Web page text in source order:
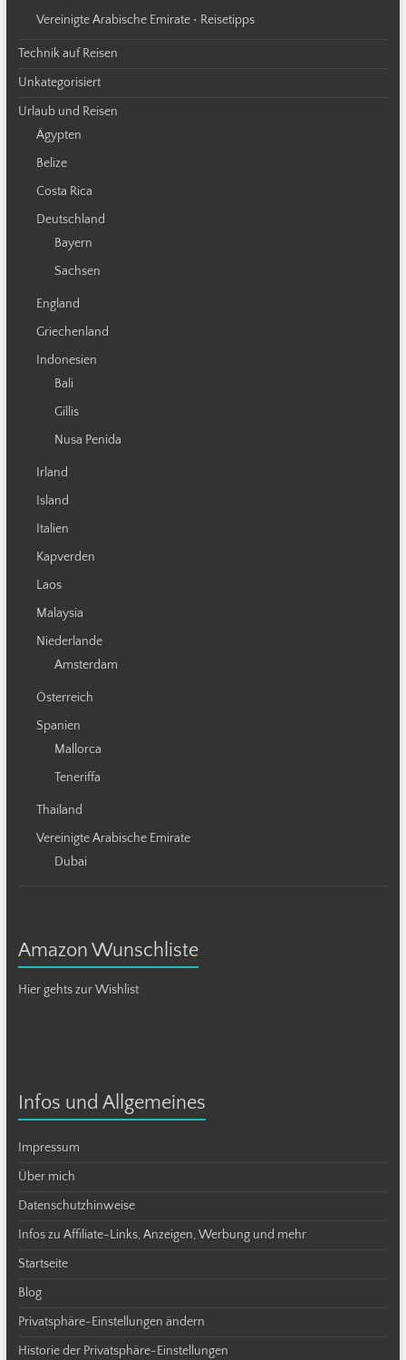
Vereinigte Arabische Emirate • Reisetipps
Technik auf Reisen
Unkategorisiert
Urlaub und Reisen
Ägypten
Belize
Costa Rica
Deutschland
Bayern
Sachsen
England
Griechenland
Indonesien
Bali
Gillis
Nusa Penida
Irland
Island
Italien
Kapverden
Laos
Malaysia
Niederlande
Amsterdam
Österreich
Spanien
Mallorca
Teneriffa
Thailand
Vereinigte Arabische Emirate
Dubai
Amazon Wunschliste
Hier gehts zur Wishlist
Infos und Allgemeines
Impressum
Über mich
Datenschutzhinweise
Infos zu Affiliate-Links, Anzeigen, Werbung und mehr
Startseite
Blog
Privatsphäre-Einstellungen ändern
Historie der Privatsphäre-Einstellungen